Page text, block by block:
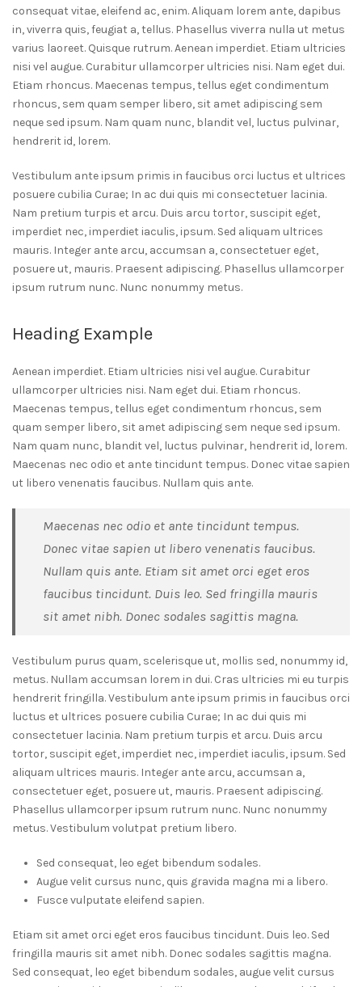
consequat vitae, eleifend ac, enim. Aliquam lorem ante, dapibus
in, viverra quis, feugiat a, tellus. Phasellus viverra nulla ut metus
varius laoreet. Quisque rutrum. Aenean imperdiet. Etiam ultricies
nisi vel augue. Curabitur ullamcorper ultricies nisi. Nam eget dui.
Etiam rhoncus. Maecenas tempus, tellus eget condimentum
rhoncus, sem quam semper libero, sit amet adipiscing sem
neque sed ipsum. Nam quam nunc, blandit vel, luctus pulvinar,
hendrerit id, lorem.
Vestibulum ante ipsum primis in faucibus orci luctus et ultrices
posuere cubilia Curae; In ac dui quis mi consectetuer lacinia.
Nam pretium turpis et arcu. Duis arcu tortor, suscipit eget,
imperdiet nec, imperdiet iaculis, ipsum. Sed aliquam ultrices
mauris. Integer ante arcu, accumsan a, consectetuer eget,
posuere ut, mauris. Praesent adipiscing. Phasellus ullamcorper
ipsum rutrum nunc. Nunc nonummy metus.
Heading Example
Aenean imperdiet. Etiam ultricies nisi vel augue. Curabitur
ullamcorper ultricies nisi. Nam eget dui. Etiam rhoncus.
Maecenas tempus, tellus eget condimentum rhoncus, sem
quam semper libero, sit amet adipiscing sem neque sed ipsum.
Nam quam nunc, blandit vel, luctus pulvinar, hendrerit id, lorem.
Maecenas nec odio et ante tincidunt tempus. Donec vitae sapien
ut libero venenatis faucibus. Nullam quis ante.
Maecenas nec odio et ante tincidunt tempus.
Donec vitae sapien ut libero venenatis faucibus.
Nullam quis ante. Etiam sit amet orci eget eros
faucibus tincidunt. Duis leo. Sed fringilla mauris
sit amet nibh. Donec sodales sagittis magna.
Vestibulum purus quam, scelerisque ut, mollis sed, nonummy id,
metus. Nullam accumsan lorem in dui. Cras ultricies mi eu turpis
hendrerit fringilla. Vestibulum ante ipsum primis in faucibus orci
luctus et ultrices posuere cubilia Curae; In ac dui quis mi
consectetuer lacinia. Nam pretium turpis et arcu. Duis arcu
tortor, suscipit eget, imperdiet nec, imperdiet iaculis, ipsum. Sed
aliquam ultrices mauris. Integer ante arcu, accumsan a,
consectetuer eget, posuere ut, mauris. Praesent adipiscing.
Phasellus ullamcorper ipsum rutrum nunc. Nunc nonummy
metus. Vestibulum volutpat pretium libero.
Sed consequat, leo eget bibendum sodales.
Augue velit cursus nunc, quis gravida magna mi a libero.
Fusce vulputate eleifend sapien.
Etiam sit amet orci eget eros faucibus tincidunt. Duis leo. Sed
fringilla mauris sit amet nibh. Donec sodales sagittis magna.
Sed consequat, leo eget bibendum sodales, augue velit cursus